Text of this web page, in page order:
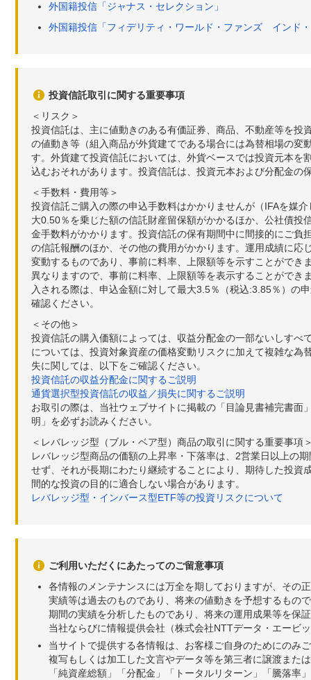
外国籍投信「ジャナス・セレクション」
外国籍投信「フィデリティ・ワールド・ファンズ インド
投資信託取引に関する重要事項
＜リスク＞
投資信託は、主に値動きのある有価証券、商品、不動産等を
の値動き等（組入商品が外貨建てである場合には為替相場の
す。外貨建て投資信託においては、外貨ベースでは投資元本
込むおそれがあります。投資信託は、投資元本および分配金の
＜手数料・費用等＞
投資信託ご購入の際の申込手数料はかかりませんが（IFAを媒
大0.50％を乗じた額の信託財産留保額がかかるほか、公社債
金手数料がかかります。投資信託の保有期間中に間接的にご
の信託報酬のほか、その他の費用がかかります。運用成績に
変動するものであり、事前に料率、上限額等を示すことがで
異なりますので、事前に料率、上限額等を表示することがで
入される際は、申込金額に対して最大3.5％（税込:3.85％）の
確認ください。
＜その他＞
投資信託の購入価額によっては、収益分配金の一部ないしす
については、投資対象資産の価格変動リスクに加えて複雑な
失に関しては、以下をご確認ください。
投資信託の収益分配金に関するご説明
通貨選択型投資信託の収益／損失に関するご説明
お取引の際は、当社ウェブサイトに掲載の「目論見書補完書
明」を必ずお読みください。
＜レバレッジ型（ブル・ベア型）商品の取引に関する重要事項
レバレッジ型商品の価額の上昇率・下落率は、2営業日以上の
せず、それが長期にわたり継続することにより、期待した投
間的な投資の目的に適合しない場合があります。
レバレッジ型・インバース型ETF等の投資リスクについて
ご利用いただくにあたってのご留意事項
各情報のメンテナンスには万全を期しておりますが、その
実績等は過去のものであり、将来の値動きを予想するもの
期間の実績を分析したものであり、将来の運用成果等を保
当社ならびに情報提供会社（株式会社NTTデータ・エービ
当サイトで提供する各情報は、お客様ご自身のためにのみ
複写もしくは加工した文言やデータ等を第三者に譲渡また
「純資産総額」「分配金」「トータルリターン」「騰落